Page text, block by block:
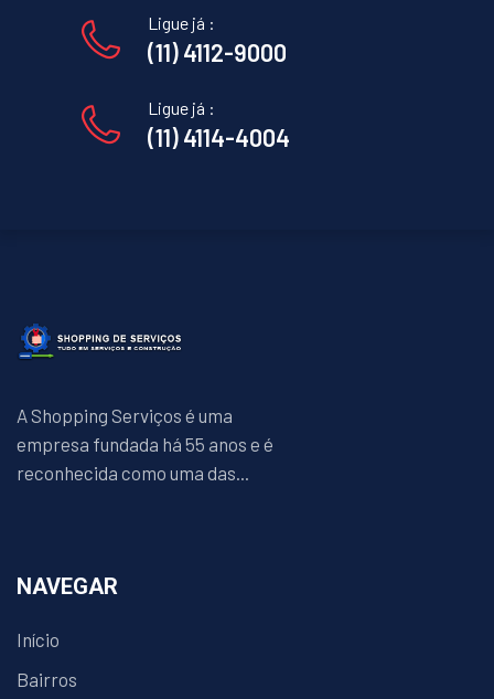
Ligue já :
(11) 4112-9000
Ligue já :
(11) 4114-4004
A Shopping Serviços é uma
empresa fundada há 55 anos e é
reconhecida como uma das...
NAVEGAR
Início
Bairros